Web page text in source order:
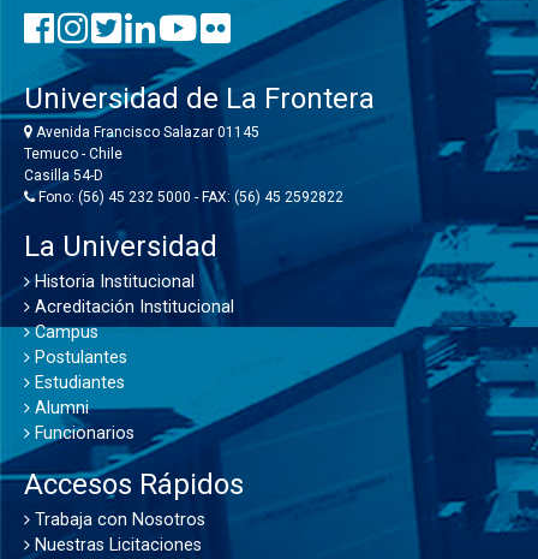
Universidad de La Frontera
Avenida Francisco Salazar 01145
Temuco - Chile
Casilla 54-D
Fono: (56) 45 232 5000 - FAX: (56) 45 2592822
La Universidad
Historia Institucional
Acreditación Institucional
Campus
Postulantes
Estudiantes
Alumni
Funcionarios
Accesos Rápidos
Trabaja con Nosotros
Nuestras Licitaciones